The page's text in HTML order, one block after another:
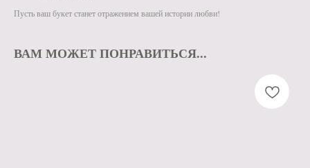
Пусть ваш букет станет отражением вашей истории любви!
ВАМ МОЖЕТ ПОНРАВИТЬСЯ...